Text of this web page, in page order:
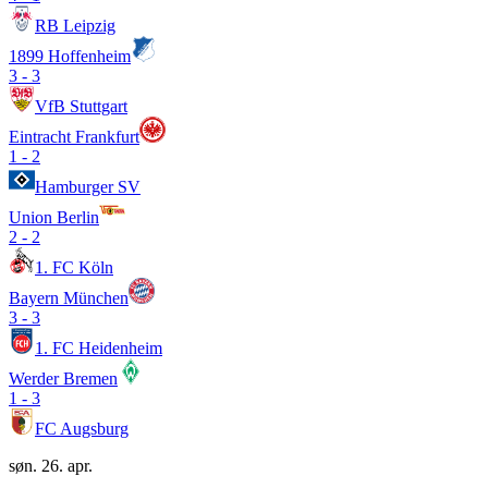
RB Leipzig
1899 Hoffenheim
3 - 3
VfB Stuttgart
Eintracht Frankfurt
1 - 2
Hamburger SV
Union Berlin
2 - 2
1. FC Köln
Bayern München
3 - 3
1. FC Heidenheim
Werder Bremen
1 - 3
FC Augsburg
søn. 26. apr.